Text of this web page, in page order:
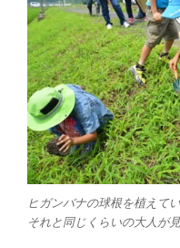
ヒガンバナの球根を植えて
それと同じくらいの大人が見